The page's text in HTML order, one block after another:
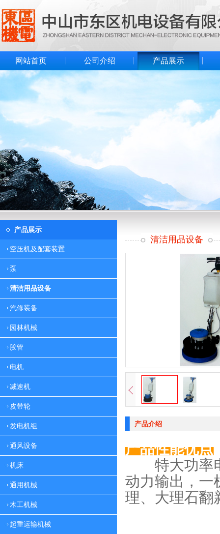
网站首页 公司介绍 产品展示
产品展示
空压机及配套装置
泵
清洁用品设备
汽修装备
园林机械
胶管
电机
减速机
皮带轮
发电机组
通风设备
机床
通用机械
木工机械
起重运输机械
清洁用品设备
产品介绍
产品性能优点
特大功率电
动力输出，一
理、大理石翻